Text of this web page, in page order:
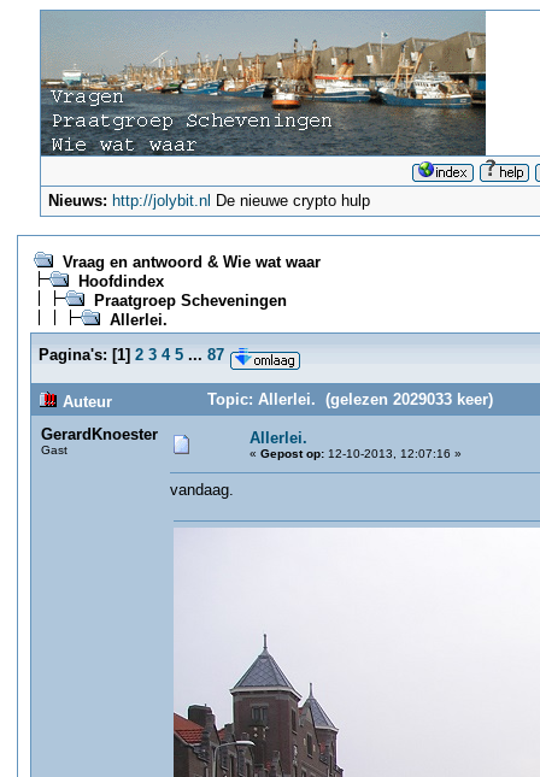
Nieuws: http://jolybit.nl De nieuwe crypto hulp
Vraag en antwoord & Wie wat waar
Hoofdindex
Praatgroep Scheveningen
Allerlei.
Pagina's: [1] 2 3 4 5 ... 87
Auteur
Topic: Allerlei. (gelezen 2029033 keer)
GerardKnoester
Gast
Allerlei.
« Gepost op: 12-10-2013, 12:07:16 »
vandaag.